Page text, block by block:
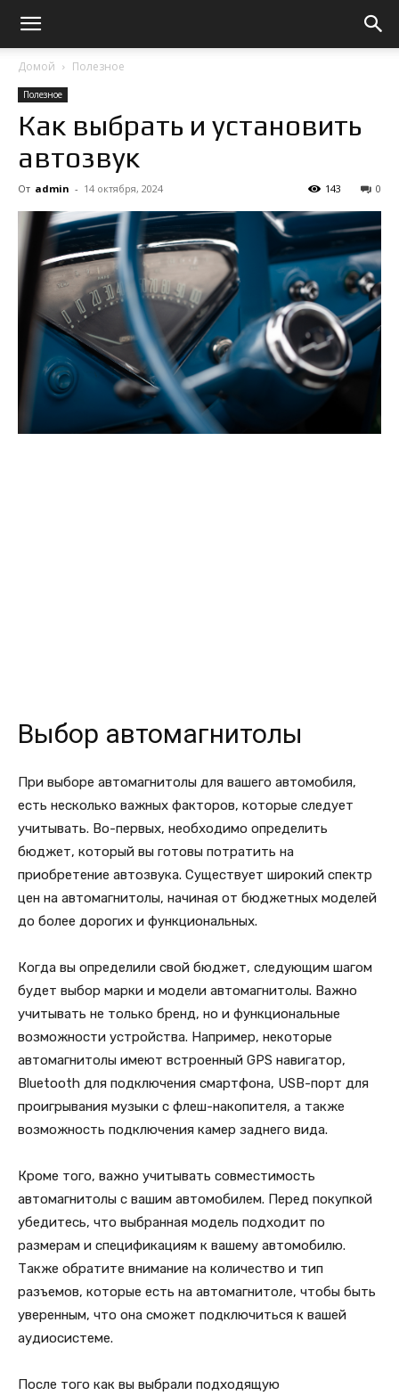
Домой Полезное
Полезное
Как выбрать и установить
автозвук
От admin - 14 октября, 2024 0
143
Выбор автомагнитолы
При выборе автомагнитолы для вашего автомобиля,
есть несколько важных факторов, которые следует
учитывать. Во-первых, необходимо определить
бюджет, который вы готовы потратить на
приобретение автозвука. Существует широкий спектр
цен на автомагнитолы, начиная от бюджетных моделей
до более дорогих и функциональных.
Когда вы определили свой бюджет, следующим шагом
будет выбор марки и модели автомагнитолы. Важно
учитывать не только бренд, но и функциональные
возможности устройства. Например, некоторые
автомагнитолы имеют встроенный GPS навигатор,
Bluetooth для подключения смартфона, USB-порт для
проигрывания музыки с флеш-накопителя, а также
возможность подключения камер заднего вида.
Кроме того, важно учитывать совместимость
автомагнитолы с вашим автомобилем. Перед покупкой
убедитесь, что выбранная модель подходит по
размерам и спецификациям к вашему автомобилю.
Также обратите внимание на количество и тип
разъемов, которые есть на автомагнитоле, чтобы быть
уверенным, что она сможет подключиться к вашей
аудиосистеме.
После того как вы выбрали подходящую